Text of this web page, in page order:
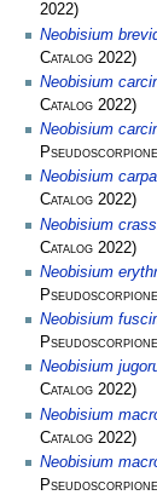
2022)
Neobisium
Catalog 2022)
Neobisium
Catalog 2022)
Neobisium
Neobisium
Catalog 2022)
Neobisium
Catalog 2022)
Neobisium
Neobisium
Neobisium
Catalog 2022)
Neobisium
Catalog 2022)
Neobisium